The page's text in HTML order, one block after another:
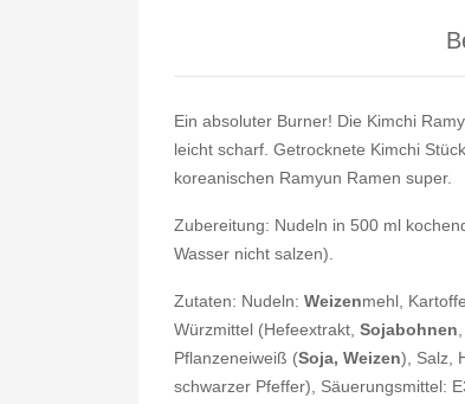
Ein absoluter Burner! Die Kimchi
leicht scharf. Getrocknete Kimchi
koreanischen Ramyun Ramen super.
Zubereitung: Nudeln in 500 ml
Wasser nicht salzen).
Zutaten: Nudeln: Weizenmehl,
Würzmittel (Hefeextrakt, Sojabohnen
Pflanzeneiweiß (Soja, Weizen), Salz,
schwarzer Pfeffer), Säuerungsmittel: